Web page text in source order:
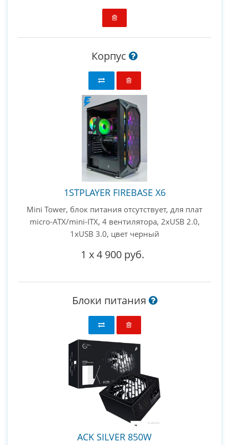
Корпус
1STPLAYER FIREBASE X6
Mini Tower, блок питания отсутствует, для плат
micro-ATX/mini-ITX, 4 вентилятора, 2xUSB 2.0,
1xUSB 3.0, цвет черный
1 x4 900 руб.
Блоки питания
ACK SILVER 850W